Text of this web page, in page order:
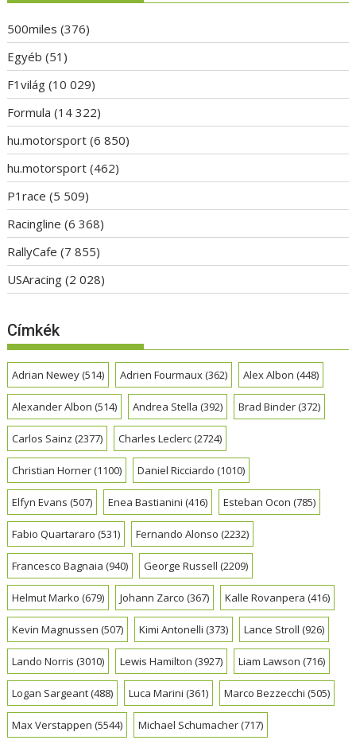
500miles (376)
Egyéb (51)
F1világ (10 029)
Formula (14 322)
hu.motorsport (6 850)
hu.motorsport (462)
P1race (5 509)
Racingline (6 368)
RallyCafe (7 855)
USAracing (2 028)
Címkék
Adrian Newey(514) Adrien Fourmaux(362) Alex Albon (448)
Alexander Albon (514) Andrea Stella (392) Brad Binder(372)
Carlos Sainz (2377) Charles Leclerc(2724)
Christian Horner(1100) Daniel Ricciardo (1010)
Elfyn Evans (507) Enea Bastianini (416) Esteban Ocon (785)
Fabio Quartararo (531) Fernando Alonso (2232)
Francesco Bagnaia (940) George Russell (2209)
Helmut Marko (679) Johann Zarco (367) Kalle Rovanpera (416)
Kevin Magnussen (507) Kimi Antonelli (373) Lance Stroll (926)
Lando Norris (3010) Lewis Hamilton (3927) Liam Lawson (716)
Logan Sargeant(488) Luca Marini (361) Marco Bezzecchi (505)
Max Verstappen (5544) Michael Schumacher(717)